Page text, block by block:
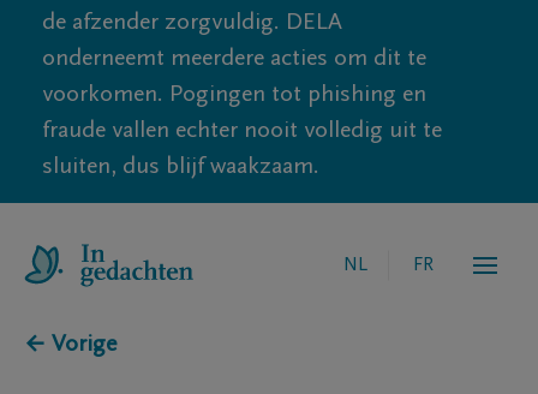
de afzender zorgvuldig. DELA
onderneemt meerdere acties om dit te
voorkomen. Pogingen tot phishing en
fraude vallen echter nooit volledig uit te
sluiten, dus blijf waakzaam.
NL FR
← Vorige